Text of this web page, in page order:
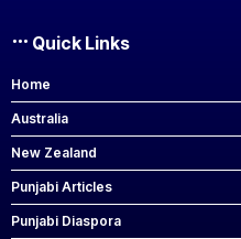
Quick Links
Home
Australia
New Zealand
Punjabi Articles
Punjabi Diaspora